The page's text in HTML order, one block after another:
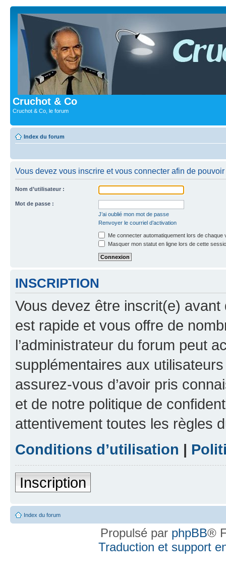
Cruchot & Co
Cruchot & Co, le forum
Index du forum
Vous devez vous inscrire et vous connecter afin de
Nom d’utilisateur :
Mot de passe :
J’ai oublié mon mot de passe
Renvoyer le courriel d’activation
Me connecter automatiquement lors de chaque
Masquer mon statut en ligne lors de cette
INSCRIPTION
Vous devez être inscrit(e) avant
est rapide et vous offre de
l’administrateur du forum peut
supplémentaires aux
assurez-vous d’avoir pris
et de notre politique de
attentivement toutes les règles
Conditions d’utilisation |
Inscription
Index du forum
Propulsé par phpBB®
Traduction et support